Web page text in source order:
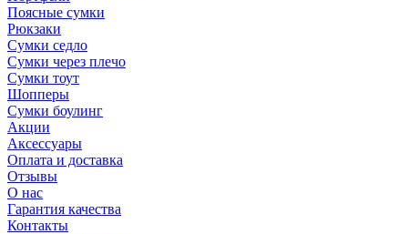
Поясные сумки
Рюкзаки
Сумки седло
Сумки через плечо
Сумки тоут
Шопперы
Сумки боулинг
Акции
Аксессуары
Оплата и доставка
Отзывы
О нас
Гарантия качества
Контакты